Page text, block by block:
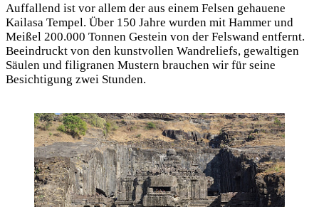
Auffallend ist vor allem der aus einem Felsen gehauene
Kailasa Tempel. Über 150 Jahre wurden mit Hammer und
Meißel 200.000 Tonnen Gestein von der Felswand entfernt.
Beeindruckt von den kunstvollen Wandreliefs, gewaltigen
Säulen und filigranen Mustern brauchen wir für seine
Besichtigung zwei Stunden.